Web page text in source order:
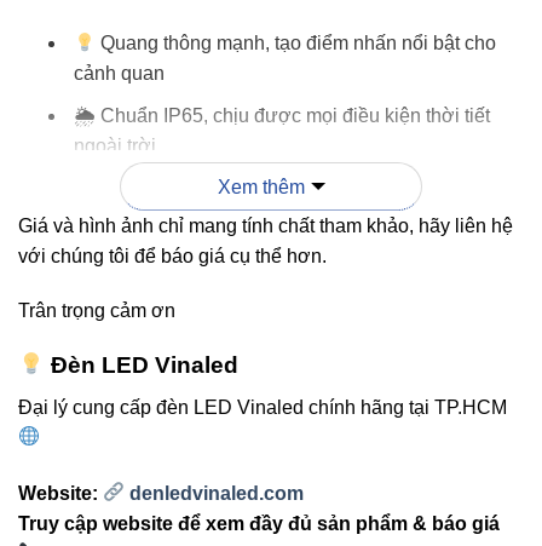
Quang thông mạnh, tạo điểm nhấn nổi bật cho
cảnh quan
🌦 Chuẩn IP65, chịu được mọi điều kiện thời tiết
ngoài trời
Có thể điều chỉnh hướng chiếu linh hoạt cho
từng vị trí
Vật liệu hợp kim nhôm bền bỉ, tăng tuổi thọ sản
thống
model khác
Bảng so sánh dưới đây giúp bạn lựa chọn đèn phù hợp
Xem thêm
Giá và hình ảnh chỉ mang tính chất tham khảo, hãy liên hệ
với chúng tôi để báo giá cụ thể hơn.
Trân trọng cảm ơn
Đèn LED Vinaled
Đại lý cung cấp đèn LED Vinaled chính hãng tại TP.HCM
Website:
denledvinaled.com
Truy cập website để xem đầy đủ sản phẩm & báo giá